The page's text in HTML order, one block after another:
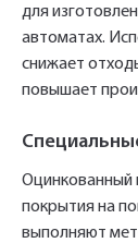
для
автоматах.
снижает
повышает
Оцинкованный
покрытия на
выполняют